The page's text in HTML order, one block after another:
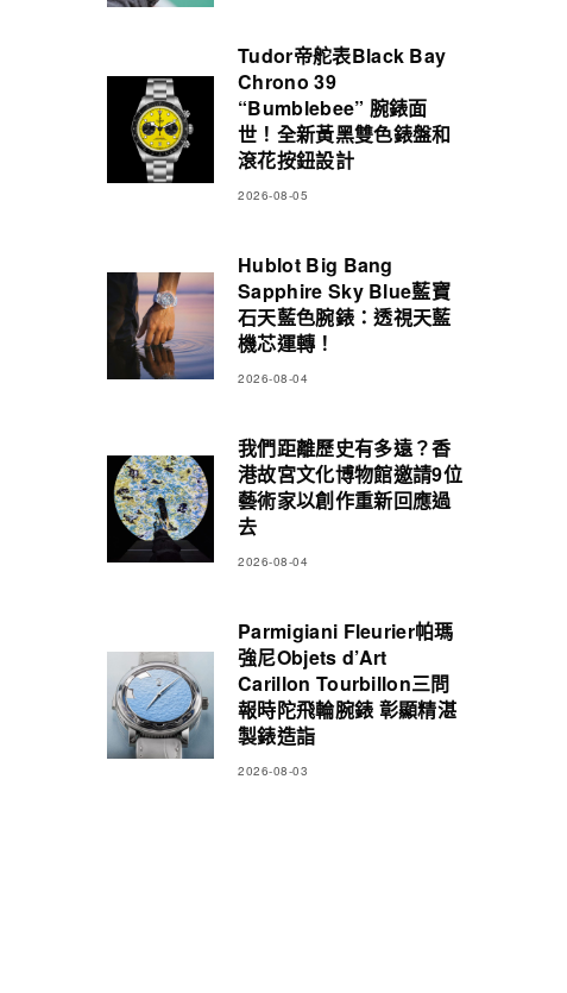
Tudor帝舵表Black Bay
Chrono 39
“Bumblebee” 腕錶面
世！全新黃黑雙色錶盤和
滾花按鈕設計
2026-08-05
Hublot Big Bang
Sapphire Sky Blue藍寶
石天藍色腕錶：透視天藍
機芯運轉！
2026-08-04
我們距離歷史有多遠？香
港故宮文化博物館邀請9位
藝術家以創作重新回應過
去
2026-08-04
Parmigiani Fleurier帕瑪
強尼Objets d’Art
Carillon Tourbillon三問
報時陀飛輪腕錶 彰顯精湛
製錶造詣
2026-08-03